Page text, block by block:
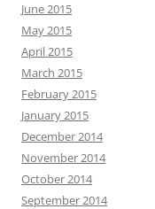
June 2015
May 2015
April 2015
March 2015
February 2015
January 2015
December 2014
November 2014
October 2014
September 2014